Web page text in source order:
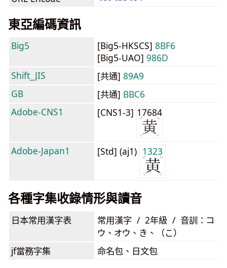
東亞編碼資訊
Big5 [Big5-HKSCS] 8BF6
[Big5-UAO] 986D
Shift_JIS
[共通] 89A9
GB
[共通] BBC6
Adobe-CNS1
[CNS1-3] 17684
Adobe-Japan1 [Std] (aj1) 1323
各種字集收錄情形與讀音
日本常用漢字表
常用漢字 / 2年級 / 音訓：コ
ウ、オウ、き、（こ）
jf當務字集 命名包、日文包